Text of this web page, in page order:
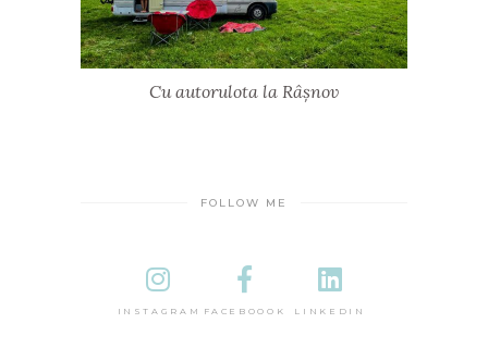
Cu autorulota la Râșnov
FOLLOW ME
INSTAGRAM FACEBOOOK LINKEDIN